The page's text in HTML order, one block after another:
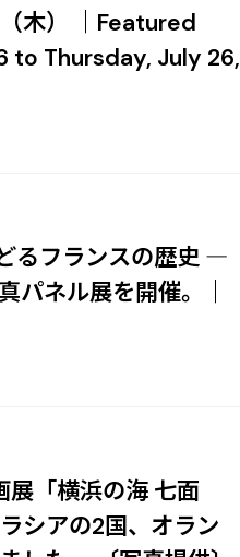
木） ｜Featured
to Thursday, July 26,
るフランスの歴史 ―
ネル展を開催。｜
展「横浜の海 七面
シアの2国、オラン